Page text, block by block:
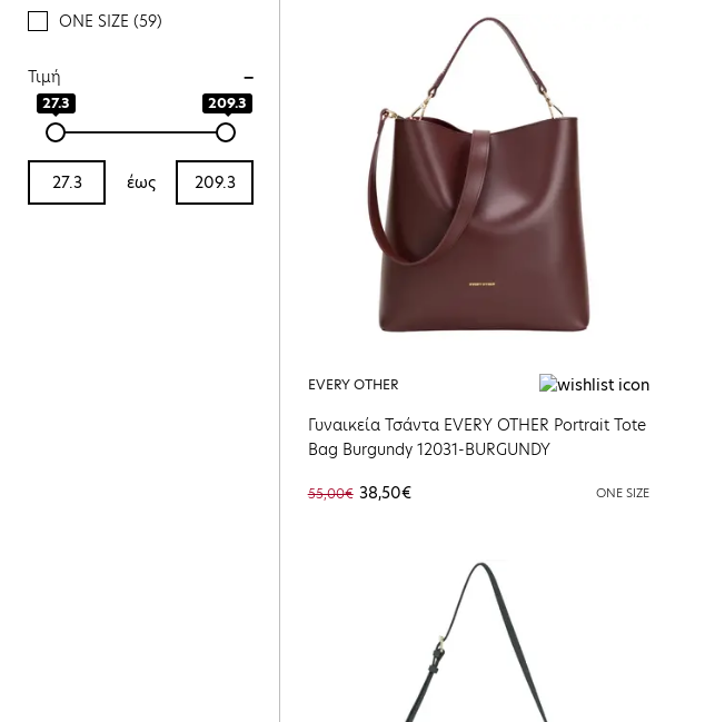
ΜΠΟΡΝΤΟ (1)
ONE SIZE (59)
Τιμή
27.3 209.3
έως
EVERY OTHER
Γυναικεία Τσάντα EVERY OTHER Portrait Tote
Bag Burgundy 12031-BURGUNDY
55,00€ 38,50€ ONE SIZE